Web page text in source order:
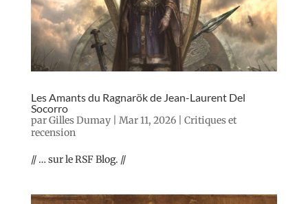
Les Amants du Ragnarök de Jean-Laurent Del
Socorro
parGilles Dumay| Mar 11, 2026| Critiques et
recension
// … sur le RSF Blog. //